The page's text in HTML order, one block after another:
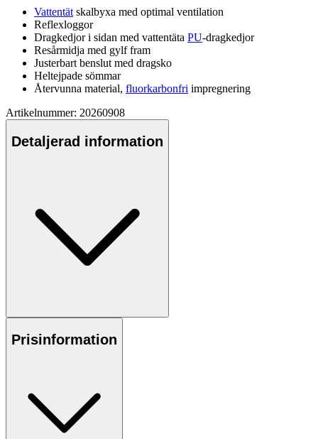
Vattentät skalbyxa med optimal ventilation
Reflexloggor
Dragkedjor i sidan med vattentäta PU-dragkedjor
Resårmidja med gylf fram
Justerbart benslut med dragsko
Heltejpade sömmar
Återvunna material, fluorkarbonfri impregnering
Artikelnummer: 20260908
Detaljerad information
Prisinformation